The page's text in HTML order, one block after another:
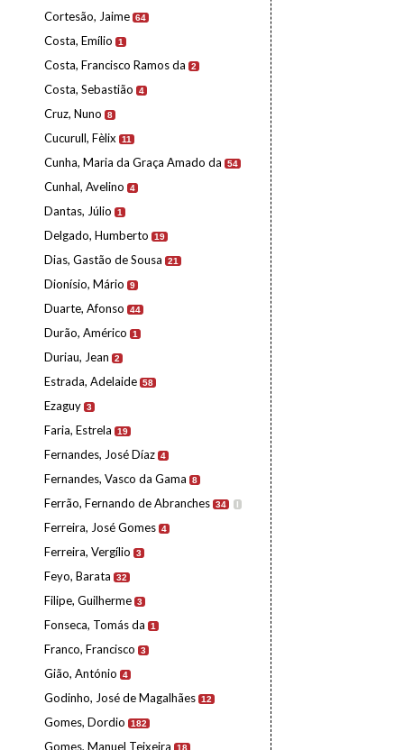
Cortesão, Jaime 64
Costa, Emílio 1
Costa, Francisco Ramos da 2
Costa, Sebastião 4
Cruz, Nuno 8
Cucurull, Fèlix 11
Cunha, Maria da Graça Amado da 54
Cunhal, Avelino 4
Dantas, Júlio 1
Delgado, Humberto 19
Dias, Gastão de Sousa 21
Dionísio, Mário 9
Duarte, Afonso 44
Durão, Américo 1
Duriau, Jean 2
Estrada, Adelaide 58
Ezaguy 3
Faria, Estrela 19
Fernandes, José Díaz 4
Fernandes, Vasco da Gama 8
Ferrão, Fernando de Abranches 34 I
Ferreira, José Gomes 4
Ferreira, Vergílio 3
Feyo, Barata 32
Filipe, Guilherme 3
Fonseca, Tomás da 1
Franco, Francisco 3
Gião, António 4
Godinho, José de Magalhães 12
Gomes, Dordio 182
Gomes, Manuel Teixeira 18